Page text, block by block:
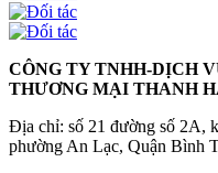
CÔNG TY TNHH-DỊCH
THƯƠNG MẠI THANH
Địa chỉ: số 21 đường số 2A,
phường An Lạc, Quận Bình